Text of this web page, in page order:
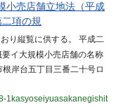
小売店舗立地法（平成
項の規
り縦覧に供する。 平成二
要イ大規模小売店舗の名称
岸台五丁目三番二十号ロ
1kasyoseiyuasakanegishit